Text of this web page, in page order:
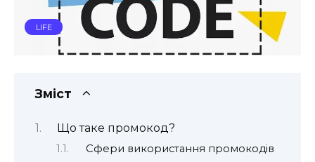
LIFE
Зміст
Що таке промокод?
Сфери використання промокодів